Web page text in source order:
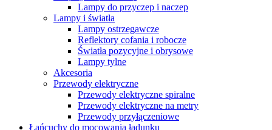
Lampy do przyczep i naczep
Lampy i światła
Lampy ostrzegawcze
Reflektory cofania i robocze
Światła pozycyjne i obrysowe
Lampy tylne
Akcesoria
Przewody elektryczne
Przewody elektryczne spiralne
Przewody elektryczne na metry
Przewody przyłączeniowe
Łańcuchy do mocowania ładunku